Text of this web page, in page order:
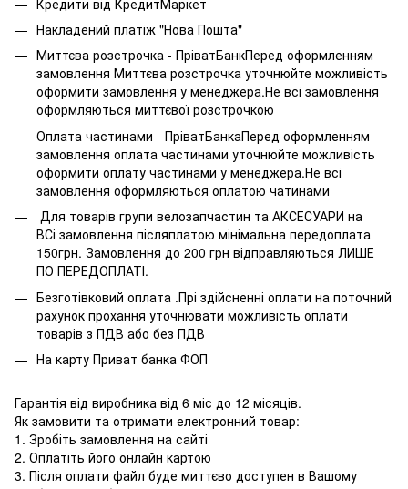
Накладений платіж "Нова Пошта"
Миттєва розстрочка - ПріватБанкПеред оформленням
замовлення Миттєва розстрочка уточнюйте можливість
оформити замовлення у менеджера.Не всі замовлення
оформляються миттєвої розстрочкою
Оплата частинами - ПріватБанкаПеред оформленням
замовлення оплата частинами уточнюйте можливість
оформити оплату частинами у менеджера.Не всі
замовлення оформляються оплатою чатинами
Для товарів групи велозапчастин та АКСЕСУАРИ на
ВСі замовлення післяплатою мінімальна передоплата
150грн. Замовлення до 200 грн відправляються ЛИШЕ
ПО ПЕРЕДОПЛАТІ.
Безготівковий оплата .Прі здійсненні оплати на поточний
рахунок прохання уточнювати можливість оплати
товарів з ПДВ або без ПДВ
На карту Приват банка ФОП
Гарантія від виробника від 6 міс до 12 місяців.
Як замовити та отримати електронний товар:
1. Зробіть замовлення на сайті
2. Оплатіть його онлайн картою
3. Після оплати файл буде миттєво доступен в Вашому